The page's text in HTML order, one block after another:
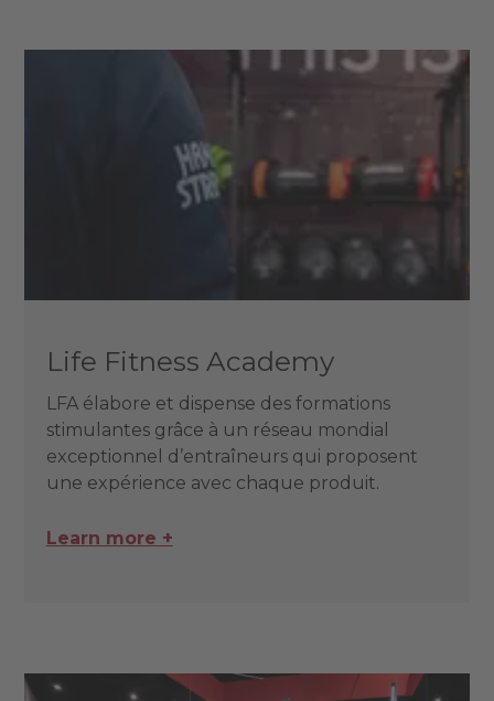
Life Fitness Academy
LFA élabore et dispense des formations
stimulantes grâce à un réseau mondial
exceptionnel d’entraîneurs qui proposent
une expérience avec chaque produit.
Learn more +